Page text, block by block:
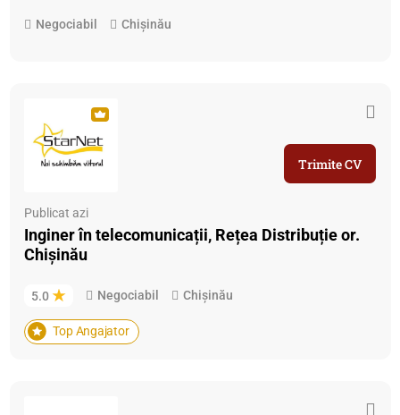
Negociabil Chișinău
Publicat azi
Inginer în telecomunicații, Rețea Distribuție or.
Chișinău
5.0 Negociabil Chișinău
Top Angajator
Trimite CV